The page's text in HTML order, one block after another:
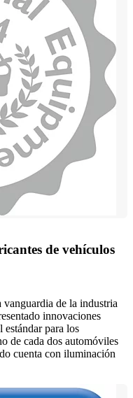
de vehículos
vanguardia de la industria
innovaciones
estándar para los
de cada dos automóviles
cuenta con iluminación